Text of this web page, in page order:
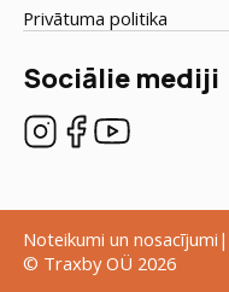
Privātuma politika
Sociālie mediji
Noteikumi un nosacījumi
© Traxby OÜ 2026